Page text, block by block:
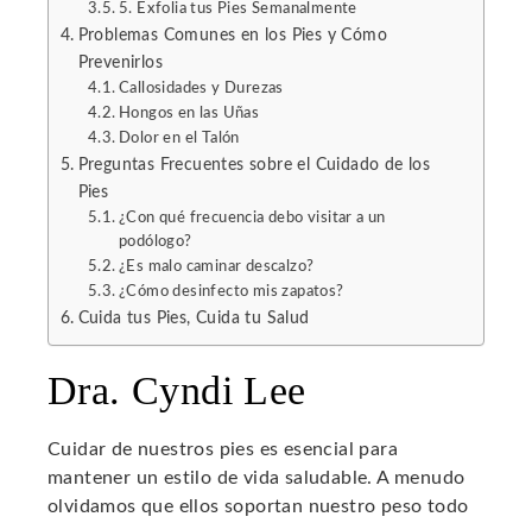
5. Exfolia tus Pies Semanalmente
Problemas Comunes en los Pies y Cómo
Prevenirlos
Callosidades y Durezas
Hongos en las Uñas
Dolor en el Talón
Preguntas Frecuentes sobre el Cuidado de los
Pies
¿Con qué frecuencia debo visitar a un
podólogo?
¿Es malo caminar descalzo?
¿Cómo desinfecto mis zapatos?
Cuida tus Pies, Cuida tu Salud
Dra. Cyndi Lee
Cuidar de nuestros pies es esencial para
mantener un estilo de vida saludable. A menudo
olvidamos que ellos soportan nuestro peso todo